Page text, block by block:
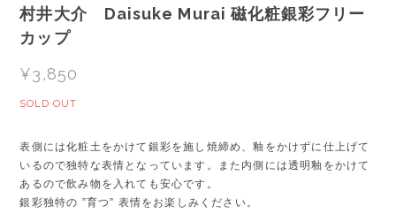
村井大介 Daisuke Murai 磁化粧銀彩フリー
カップ
¥3,850
SOLD OUT
表側には化粧土をかけて銀彩を施し焼締め、釉をかけずに仕上げて
いるので独特な表情となっています。また内側には透明釉をかけて
あるので飲み物を入れても安心です。
銀彩独特の ”育つ” 表情をお楽しみください。